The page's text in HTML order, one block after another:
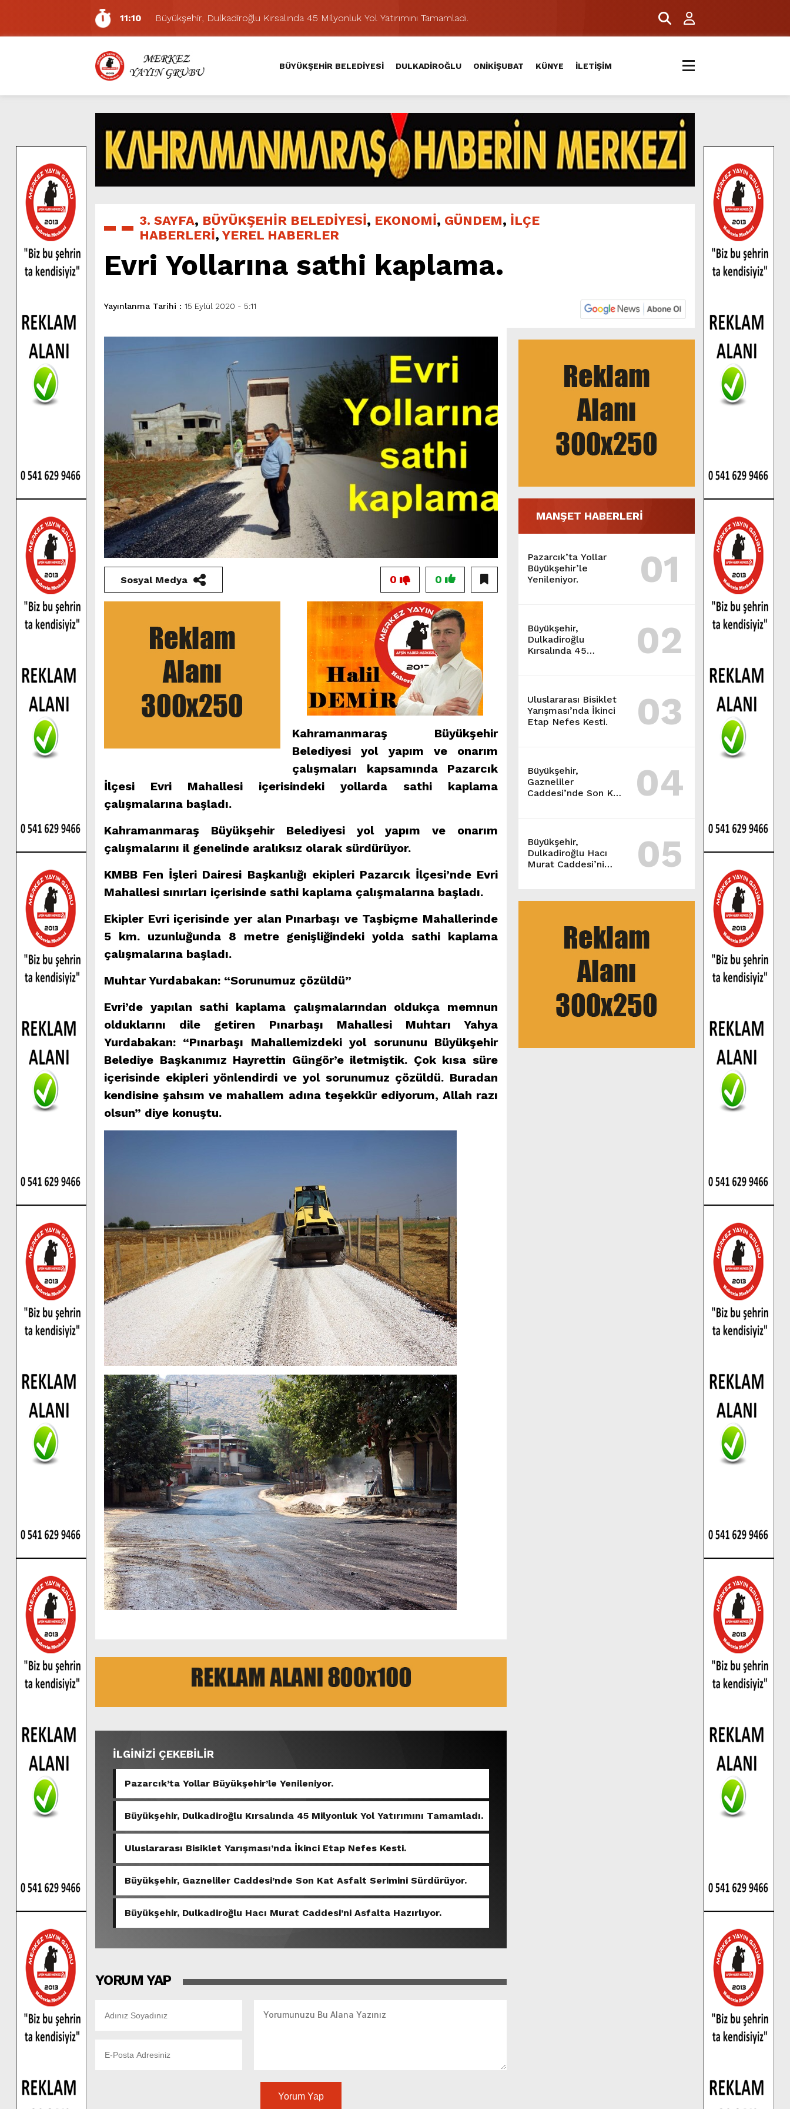
11:10
Büyükşehir, Dulkadiroğlu Kırsalında 45 Milyonluk Yol Yatırımını Tamamladı.
5:17
Uluslararası Bisiklet Yarışması’nda İkinci Etap Nefes Kesti.
5:15
Büyükşehir, Gazneliler Caddesi’nde Son Kat Asfalt Serimini Sürdürüyor.
6:54
Büyükşehir, Dulkadiroğlu Hacı Murat Caddesi’ni Asfalta Hazırlıyor.
6:53
Büyükşehir’den Dulkadiroğlu Kırsalına Değer Katan Yol Yatırımı.
6:50
Geleneksel Ağustos Fuarı’nda Eğlence ve Nostalji Bir Aradaydı.
6:48
Tevfik Kadıoğlu Kavşağı Yeni Düzenlemeyle Daha Akıcı Hale Geliyor.
10:21
Dedublüman KAFUM’da Müzik Ziyafeti Yaşatacak.
16:31
Yeşilçam’ın Efsanesi Ağustos Fuarı’nda Hayat Bulacak
11:14
Pazarcık’ta Yollar Büyükşehir’le Yenileniyor.
BÜYÜKŞEHİR BELEDİYESİ DULKADİROĞLU ONİKİŞUBAT KÜNYE İLETİŞİM
3. SAYFA, BÜYÜKŞEHİR BELEDİYESİ, EKONOMİ, GÜNDEM, İLÇE
HABERLERİ, YEREL HABERLER
Evri Yollarına sathi kaplama.
Yayınlanma Tarihi : 15 Eylül 2020 - 5:11
MANŞET HABERLERİ
Pazarcık’ta Yollar
Büyükşehir’le
Yenileniyor.
01
Büyükşehir,
Dulkadiroğlu
Kırsalında 45
02
Uluslararası Bisiklet
Yarışması’nda İkinci
Etap Nefes Kesti.
03
Büyükşehir,
Gazneliler
Caddesi’nde Son Kat
04
Büyükşehir,
Dulkadiroğlu Hacı
Murat Caddesi’ni
05
Sosyal Medya 0
0
Kahramanmaraş Büyükşehir
Belediyesi yol yapım ve onarım
çalışmaları kapsamında Pazarcık
İlçesi Evri Mahallesi içerisindeki yollarda sathi kaplama
çalışmalarına başladı.
Kahramanmaraş Büyükşehir Belediyesi yol yapım ve onarım
çalışmalarını il genelinde aralıksız olarak sürdürüyor.
KMBB Fen İşleri Dairesi Başkanlığı ekipleri Pazarcık İlçesi’nde Evri
Mahallesi sınırları içerisinde sathi kaplama çalışmalarına başladı.
Ekipler Evri içerisinde yer alan Pınarbaşı ve Taşbiçme Mahallerinde
5 km. uzunluğunda 8 metre genişliğindeki yolda sathi kaplama
çalışmalarına başladı.
Muhtar Yurdabakan: “Sorunumuz çözüldü”
Evri’de yapılan sathi kaplama çalışmalarından oldukça memnun
olduklarını dile getiren Pınarbaşı Mahallesi Muhtarı Yahya
Yurdabakan: “Pınarbaşı Mahallemizdeki yol sorununu Büyükşehir
Belediye Başkanımız Hayrettin Güngör’e iletmiştik. Çok kısa süre
içerisinde ekipleri yönlendirdi ve yol sorunumuz çözüldü. Buradan
kendisine şahsım ve mahallem adına teşekkür ediyorum, Allah razı
olsun” diye konuştu.
İLGİNİZİ ÇEKEBİLİR
Pazarcık’ta Yollar Büyükşehir’le Yenileniyor.
Büyükşehir, Dulkadiroğlu Kırsalında 45 Milyonluk Yol Yatırımını Tamamladı.
Uluslararası Bisiklet Yarışması’nda İkinci Etap Nefes Kesti.
Büyükşehir, Gazneliler Caddesi’nde Son Kat Asfalt Serimini Sürdürüyor.
Büyükşehir, Dulkadiroğlu Hacı Murat Caddesi’ni Asfalta Hazırlıyor.
YORUM YAP
Yorum Yap